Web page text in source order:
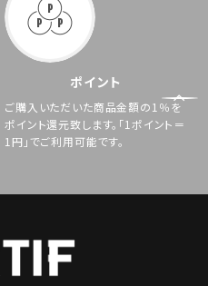
ポイント
ご購入いただいた商品金額の1％を
ポイント還元致します。「1ポイント＝
1円」でご利用可能です。